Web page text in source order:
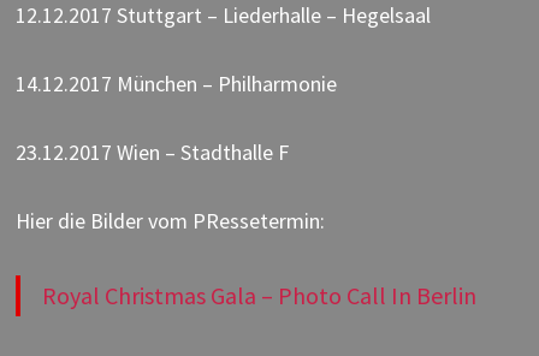
12.12.2017 Stuttgart – Liederhalle – Hegelsaal
14.12.2017 München – Philharmonie
23.12.2017 Wien – Stadthalle F
Hier die Bilder vom PRessetermin:
Royal Christmas Gala – Photo Call In Berlin